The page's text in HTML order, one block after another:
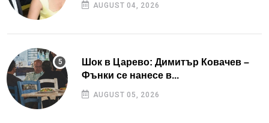
AUGUST 04, 2026
Шок в Царево: Димитър Ковачев –
Фънки се нанесе в...
AUGUST 05, 2026